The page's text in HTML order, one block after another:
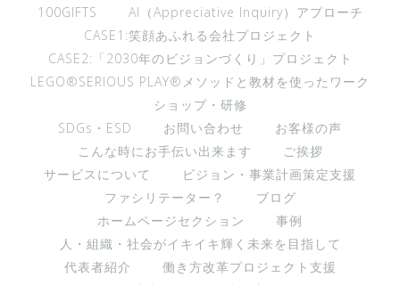
100GIFTS
AI（Appreciative Inquiry）アプローチ
CASE1:笑顔あふれる会社プロジェクト
CASE2:「2030年のビジョンづくり」プロジェクト
LEGO®︎SERIOUS PLAY®︎メソッドと教材を使ったワーク
ショップ・研修
SDGs・ESD
お問い合わせ
お客様の声
こんな時にお手伝い出来ます
ご挨拶
サービスについて
ビジョン・事業計画策定支援
ファシリテーター？
ブログ
ホームページセクション
事例
人・組織・社会がイキイキ輝く未来を目指して
代表者紹介
働き方改革プロジェクト支援